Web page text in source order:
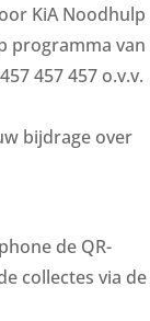
KiA Noodhulp
programma van
457 457 o.v.v.
bijdrage over
de QR-
collectes via de